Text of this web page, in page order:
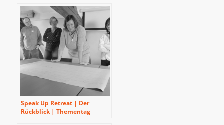
Speak Up Retreat | Der
Rückblick | Thementag